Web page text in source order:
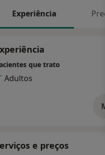
Experiência
que trato
Adultos
e preços